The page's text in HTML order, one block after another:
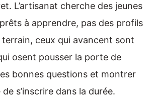
L’artisanat cherche des jeunes
à apprendre, pas des profils
ceux qui avancent sont
osent pousser la porte de
bonnes questions et montrer
de s’inscrire dans la durée.